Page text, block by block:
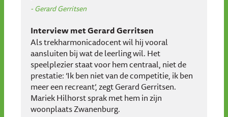
Gerard Gerritsen
Interview met Gerard Gerritsen
Als trekharmonicadocent wil hij vooral
aansluiten bij wat de leerling wil. Het
speelplezier staat voor hem centraal, niet de
prestatie: ‘Ik ben niet van de competitie, ik ben
meer een recreant’, zegt Gerard Gerritsen.
Mariek Hilhorst sprak met hem in zijn
woonplaats Zwanenburg.